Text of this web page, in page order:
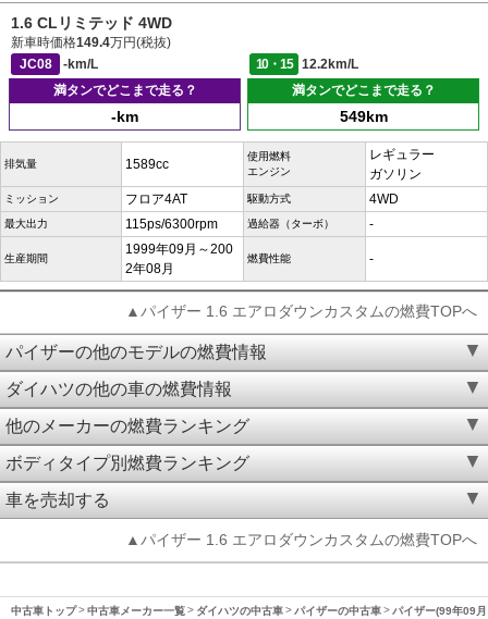
1.6 CLリミテッド 4WD
新車時価格149.4万円(税抜)
JC08
-km/L 10・15
12.2km/L
満タンでどこまで走る？
-km
満タンでどこまで走る？
549km
排気量 1589cc
使用燃料
エンジン
レギュラー
ガソリン
ミッション フロア4AT 駆動方式 4WD
最大出力 115ps/6300rpm 過給器（ターボ） -
生産期間
1999年09月～200
2年08月
燃費性能 -
▲パイザー 1.6 エアロダウンカスタムの燃費TOPへ
パイザーの他のモデルの燃費情報
ダイハツの他の車の燃費情報
他のメーカーの燃費ランキング
ボディタイプ別燃費ランキング
車を売却する
▲パイザー 1.6 エアロダウンカスタムの燃費TOPへ
中古車トップ 中古車メーカー一覧 ダイハツの中古車 パイザーの中古車 パイザー(99年09